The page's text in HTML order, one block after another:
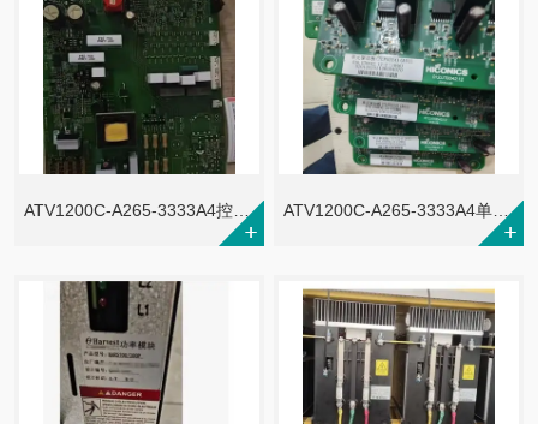
ATV1200C-A265-3333A4控制单元BLH3.625.175 ATV1200C-A265-3333A4单元控制板5.558.035.03MX